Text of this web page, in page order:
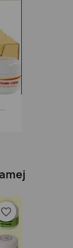
favorite_border